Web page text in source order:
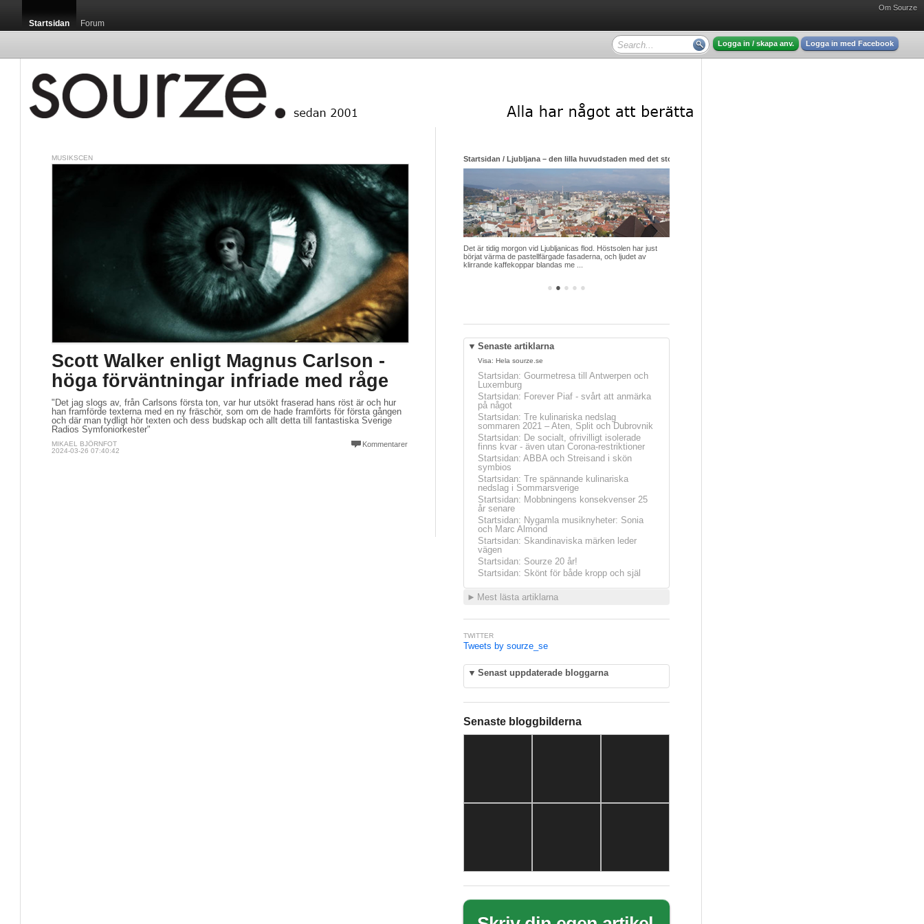
Om Sourze
Startsidan Forum
Logga in / skapa anv. Logga in med Facebook
MUSIKSCEN
Scott Walker enligt Magnus Carlson -
höga förväntningar infriade med råge
"Det jag slogs av, från Carlsons första ton, var hur utsökt fraserad hans röst är och hur
han framförde texterna med en ny fräschör, som om de hade framförts för första gången
och där man tydligt hör texten och dess budskap och allt detta till fantastiska Sverige
Radios Symfoniorkester"
Kommentarer
MIKAEL BJÖRNFOT
2024-03-26 07:40:42
● ● ● ● ●
Startsidan / Ljubljana – den lilla huvudstaden med det stora hjärtat
Det är tidig morgon vid Ljubljanicas flod. Höstsolen har just
börjat värma de pastellfärgade fasaderna, och ljudet av
klirrande kaffekoppar blandas me ...
▼ Senaste artiklarna
Visa: Hela sourze.se
Startsidan: Gourmetresa till Antwerpen och
Luxemburg
Startsidan: Forever Piaf - svårt att anmärka
på något
Startsidan: Tre kulinariska nedslag
sommaren 2021 – Aten, Split och Dubrovnik
Startsidan: De socialt, ofrivilligt isolerade
finns kvar - även utan Corona-restriktioner
Startsidan: ABBA och Streisand i skön
symbios
Startsidan: Tre spännande kulinariska
nedslag i Sommarsverige
Startsidan: Mobbningens konsekvenser 25
år senare
Startsidan: Nygamla musiknyheter: Sonia
och Marc Almond
Startsidan: Skandinaviska märken leder
vägen
Startsidan: Sourze 20 år!
Startsidan: Skönt för både kropp och själ
► Mest lästa artiklarna
TWITTER
Tweets by sourze_se
▼ Senast uppdaterade bloggarna
Senaste bloggbilderna